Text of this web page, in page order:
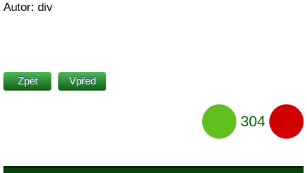
Autor: div
Zpět Vpřed
304